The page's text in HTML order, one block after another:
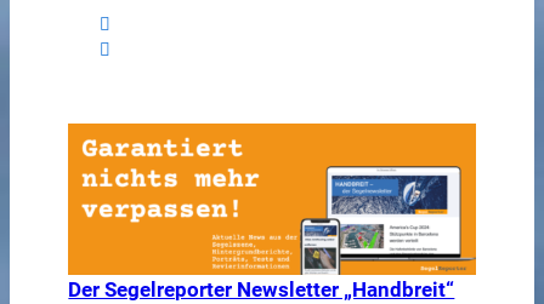
Der Segelreporter Newsletter „Handbreit“